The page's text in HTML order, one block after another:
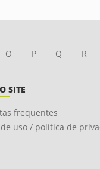
O P Q R
SITE
frequentes
uso / política de